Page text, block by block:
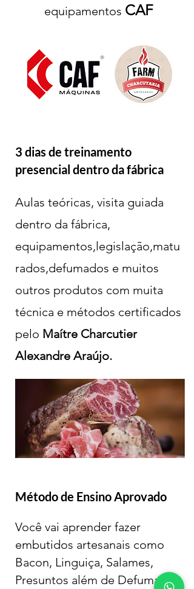
equipamentos CAF
3 dias de treinamento
presencial dentro da fábrica
Aulas teóricas, visita guiada
dentro da fábrica,
equipamentos,legislação,matu
rados,defumados e muitos
outros produtos com muita
técnica e métodos certificados
pelo Maítre Charcutier
Alexandre Araújo.
Método de Ensino Aprovado
Você vai aprender fazer
embutidos artesanais como
Bacon, Linguiça, Salames,
Presuntos além de Defumados